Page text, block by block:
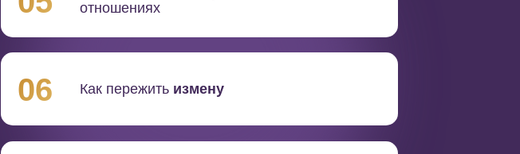
отношениях
Как пережить измену
06